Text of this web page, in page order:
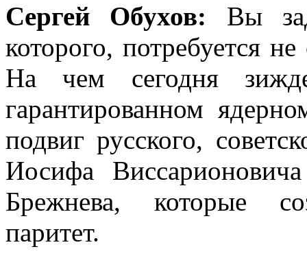
Сергей Обухов: Вы
которого, потребуется
На чем сегодня
гарантированном
подвиг русского,
Иосифа
Брежнева, которые
паритет.